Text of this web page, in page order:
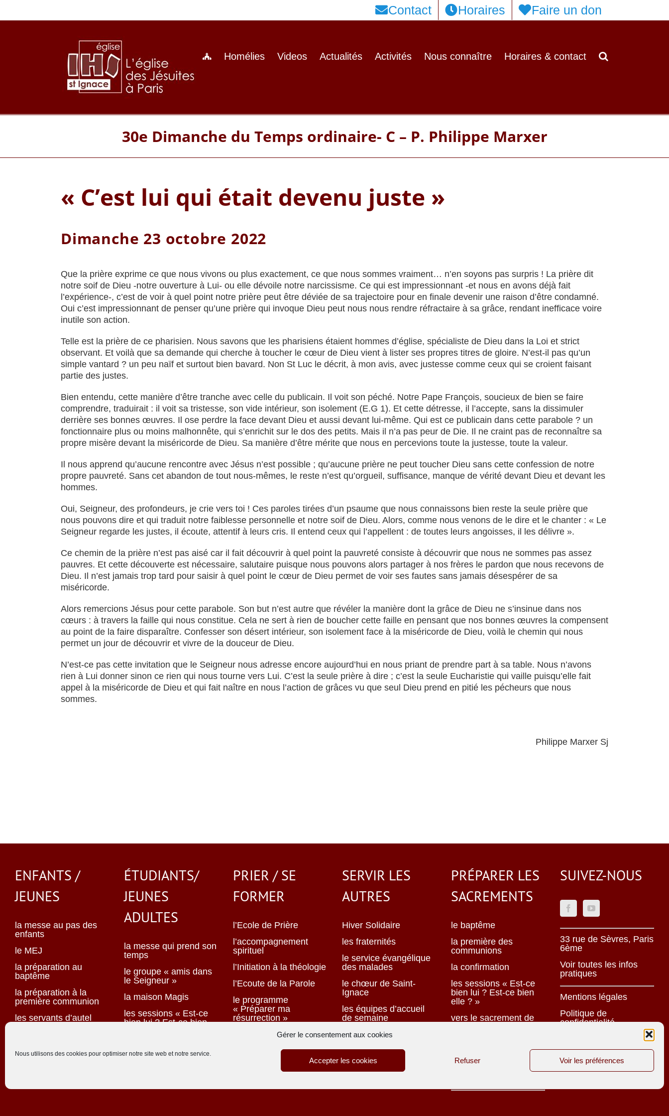
Gérer le consentement aux cookies
Nous utilisons des cookies pour optimiser notre site web et notre service.
Accepter les cookies Refuser Voir les préférences
Contact Horaires Faire un don
Homélies Videos Actualités Activités Nous connaître Horaires & contact
30e Dimanche du Temps ordinaire- C – P. Philippe Marxer
« C’est lui qui était devenu juste »
Dimanche 23 octobre 2022
Que la prière exprime ce que nous vivons ou plus exactement, ce que nous sommes vraiment… n’en soyons pas surpris ! La prière dit
notre soif de Dieu -notre ouverture à Lui- ou elle dévoile notre narcissisme. Ce qui est impressionnant -et nous en avons déjà fait
l’expérience-, c’est de voir à quel point notre prière peut être déviée de sa trajectoire pour en finale devenir une raison d’être condamné.
Oui c’est impressionnant de penser qu’une prière qui invoque Dieu peut nous nous rendre réfractaire à sa grâce, rendant inefficace voire
inutile son action.
Telle est la prière de ce pharisien. Nous savons que les pharisiens étaient hommes d’église, spécialiste de Dieu dans la Loi et strict
observant. Et voilà que sa demande qui cherche à toucher le cœur de Dieu vient à lister ses propres titres de gloire. N’est-il pas qu’un
simple vantard ? un peu naïf et surtout bien bavard. Non St Luc le décrit, à mon avis, avec justesse comme ceux qui se croient faisant
partie des justes.
Bien entendu, cette manière d’être tranche avec celle du publicain. Il voit son péché. Notre Pape François, soucieux de bien se faire
comprendre, traduirait : il voit sa tristesse, son vide intérieur, son isolement (E.G 1). Et cette détresse, il l’accepte, sans la dissimuler
derrière ses bonnes œuvres. Il ose perdre la face devant Dieu et aussi devant lui-même. Qui est ce publicain dans cette parabole ? un
fonctionnaire plus ou moins malhonnête, qui s’enrichit sur le dos des petits. Mais il n’a pas peur de Die. Il ne craint pas de reconnaître sa
propre misère devant la miséricorde de Dieu. Sa manière d’être mérite que nous en percevions toute la justesse, toute la valeur.
Il nous apprend qu’aucune rencontre avec Jésus n’est possible ; qu’aucune prière ne peut toucher Dieu sans cette confession de notre
propre pauvreté. Sans cet abandon de tout nous-mêmes, le reste n’est qu’orgueil, suffisance, manque de vérité devant Dieu et devant les
hommes.
Oui, Seigneur, des profondeurs, je crie vers toi ! Ces paroles tirées d’un psaume que nous connaissons bien reste la seule prière que
nous pouvons dire et qui traduit notre faiblesse personnelle et notre soif de Dieu. Alors, comme nous venons de le dire et le chanter : « Le
Seigneur regarde les justes, il écoute, attentif à leurs cris. Il entend ceux qui l’appellent : de toutes leurs angoisses, il les délivre ».
Ce chemin de la prière n’est pas aisé car il fait découvrir à quel point la pauvreté consiste à découvrir que nous ne sommes pas assez
pauvres. Et cette découverte est nécessaire, salutaire puisque nous pouvons alors partager à nos frères le pardon que nous recevons de
Dieu. Il n’est jamais trop tard pour saisir à quel point le cœur de Dieu permet de voir ses fautes sans jamais désespérer de sa
miséricorde.
Alors remercions Jésus pour cette parabole. Son but n’est autre que révéler la manière dont la grâce de Dieu ne s’insinue dans nos
cœurs : à travers la faille qui nous constitue. Cela ne sert à rien de boucher cette faille en pensant que nos bonnes œuvres la compensent
au point de la faire disparaître. Confesser son désert intérieur, son isolement face à la miséricorde de Dieu, voilà le chemin qui nous
permet un jour de découvrir et vivre de la douceur de Dieu.
N’est-ce pas cette invitation que le Seigneur nous adresse encore aujourd’hui en nous priant de prendre part à sa table. Nous n’avons
rien à Lui donner sinon ce rien qui nous tourne vers Lui. C’est la seule prière à dire ; c’est la seule Eucharistie qui vaille puisqu’elle fait
appel à la miséricorde de Dieu et qui fait naître en nous l’action de grâces vu que seul Dieu prend en pitié les pécheurs que nous
sommes.
Philippe Marxer Sj
ENFANTS /
JEUNES
la messe au pas des
enfants
le MEJ
la préparation au
baptême
la préparation à la
première communion
les servants d’autel
ÉTUDIANTS/
JEUNES
ADULTES
la messe qui prend son
temps
le groupe « amis dans
le Seigneur »
la maison Magis
les sessions « Est-ce
bien lui ? Est-ce bien
mariage
PRIER / SE
FORMER
l’Ecole de Prière
l’accompagnement
spirituel
l’Initiation à la théologie
l’Ecoute de la Parole
le programme
« Préparer ma
résurrection »
Groupe de partage :
SERVIR LES
AUTRES
Hiver Solidaire
les fraternités
le service évangélique
des malades
le chœur de Saint-
Ignace
les équipes d’accueil
de semaine
le service de la
la proclamation de la
parole du dimanche
PRÉPARER LES
SACREMENTS
le baptême
la première des
communions
la confirmation
les sessions « Est-ce
bien lui ? Est-ce bien
elle ? »
vers le sacrement de
SUIVEZ-NOUS
33 rue de Sèvres, Paris
6ème
Voir toutes les infos
pratiques
Mentions légales
Politique de
confidentialité
Une oeuvre jésuite
Site réalisé par
ACCK